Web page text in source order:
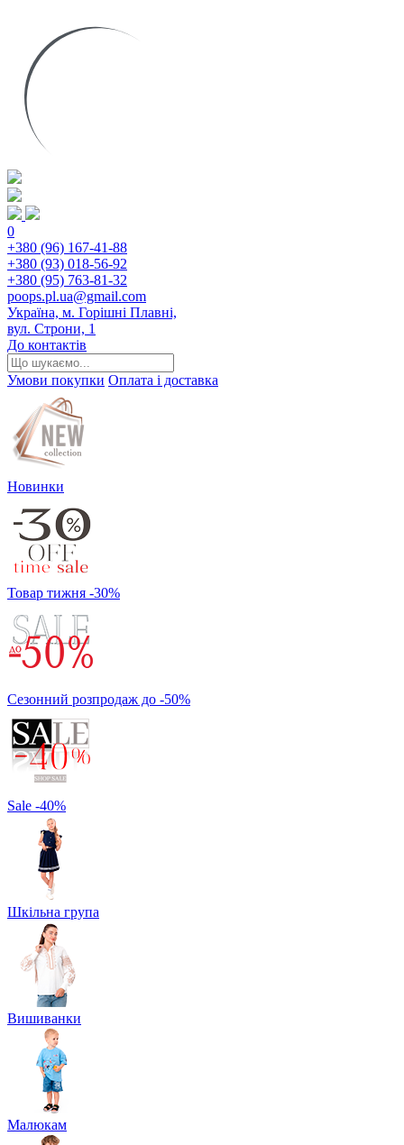
0
+380 (96) 167-41-88
+380 (93) 018-56-92
+380 (95) 763-81-32
poops.pl.ua@gmail.com
Україна, м. Горішні Плавні,
вул. Строни, 1
До контактів
Умови покупки Оплата і доставка
Новинки
Товар тижня -30%
Сезонний розпродаж до -50%
Sale -40%
Шкільна група
Вишиванки
Малюкам